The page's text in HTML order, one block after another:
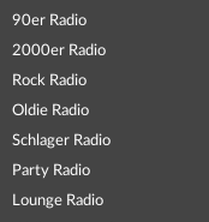
90er Radio
2000er Radio
Rock Radio
Oldie Radio
Schlager Radio
Party Radio
Lounge Radio